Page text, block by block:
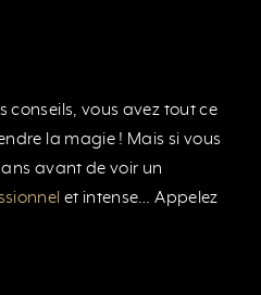
conseils, vous avez tout ce
la magie ! Mais si vous
avant de voir un
et intense… Appelez